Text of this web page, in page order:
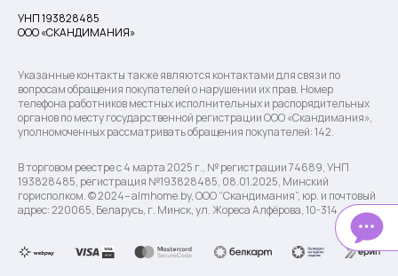
УНП 193828485
ООО «СКАНДИМАНИЯ»
Указанные контакты также являются контактами для связи по
вопросам обращения покупателей о нарушении их прав. Номер
телефона работников местных исполнительных и распорядительных
органов по месту государственной регистрации ООО «Скандимания»,
уполномоченных рассматривать обращения покупателей: 142.
В торговом реестре с 4 марта 2025 г., № регистрации 74689, УНП
193828485, регистрация №193828485, 08.01.2025, Минский
горисполком. © 2024– almhome.by, ООО “Скандимания”, юр. и почтовый
адрес: 220065, Беларусь, г. Минск, ул. Жореса Алфёрова, 10-314